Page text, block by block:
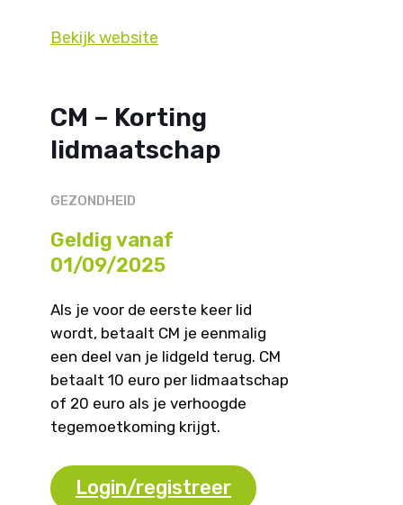
Bekijk website
CM – Korting
lidmaatschap
GEZONDHEID
Geldig vanaf
01/09/2025
Als je voor de eerste keer lid
wordt, betaalt CM je eenmalig
een deel van je lidgeld terug. CM
betaalt 10 euro per lidmaatschap
of 20 euro als je verhoogde
tegemoetkoming krijgt.
Login/registreer